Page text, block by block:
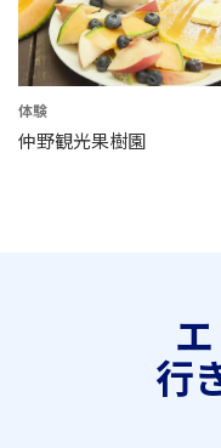
体験
仲野観光果樹園
行